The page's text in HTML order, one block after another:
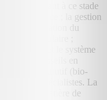
rôle important à ce stade
métabolique ; la gestion
la récupération du
musculaire ;
intestinale et le système
des conseils en
substitutif (bio-
vers des spécialistes. La
en matière de